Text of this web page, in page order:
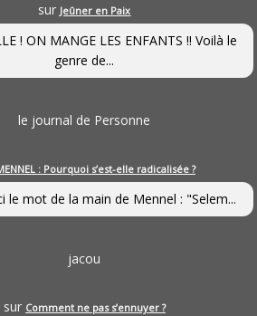
sur Jeûner en Paix
! ON MANGE LES ENFANTS !! Voilà le
genre de...
le journal de Personne
: Pourquoi s’est-elle radicalisée ?
le mot de la main de Mennel : "Selem...
jacou
sur Comment ne pas s’ennuyer ?